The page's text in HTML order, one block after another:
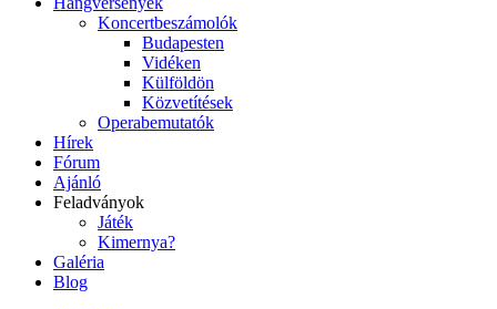
Koncertbeszámolók
Budapesten
Vidéken
Külföldön
Közvetítések
Operabemutatók
Hírek
Fórum
Ajánló
Feladványok
Játék
Kimernya?
Galéria
Blog